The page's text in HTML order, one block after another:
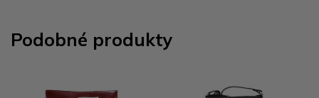
Podobné produkty